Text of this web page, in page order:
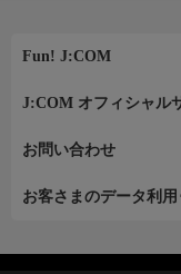
Fun! J:COM
J:COM オフィシャル
お問い合わせ
お客さまのデータ利